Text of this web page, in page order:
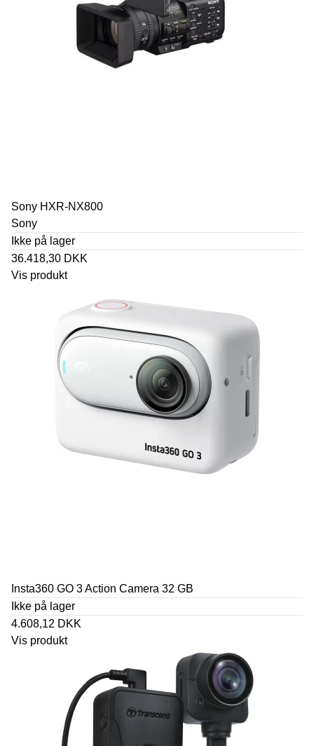
Sony HXR-NX800
Sony
Ikke på lager
36.418,30 DKK
Vis produkt
Insta360 GO 3 Action Camera 32 GB
Ikke på lager
4.608,12 DKK
Vis produkt